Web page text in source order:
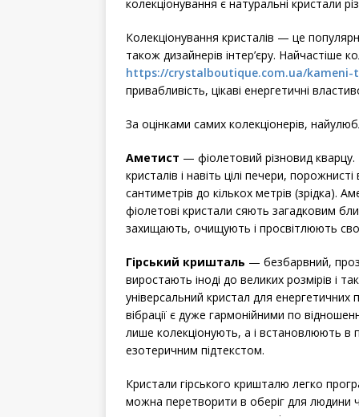
колекціонування є натуральні кристали
Колекціонування кристалів — це
також дизайнерів інтер’єру. Найчастіше
https://crystalboutique.com.ua/
привабливість, цікаві енергетичні
За оцінками самих колекціонерів,
Аметист — фіолетовий різновид
кристалів і навіть цілі печери,
сантиметрів до кількох метрів (зрідка).
фіолетові кристали сяють загадковим
захищають, очищують і просвітлюють
Гірський кришталь — безбарвний,
виростають іноді до великих розмірів і
універсальний кристал для
вібрації є дуже гармонійними по
лише колекціонують, а і встановлюють в
езотеричним підтекстом.
Кристали гірського кришталю легко
можна перетворити в оберіг для